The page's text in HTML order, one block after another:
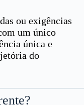
ou exigências
um único
única e
do